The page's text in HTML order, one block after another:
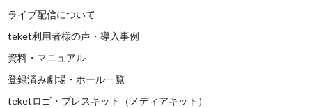
ライブ配信について
teket利用者様の声・導入事例
資料・マニュアル
登録済み劇場・ホール一覧
teketロゴ・プレスキット（メディアキット）